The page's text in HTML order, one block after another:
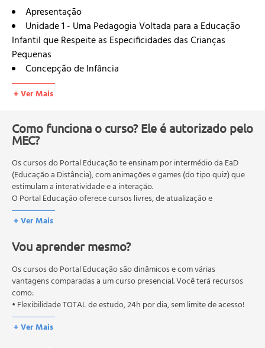
Apresentação
Unidade 1 - Uma Pedagogia Voltada para a Educação
Infantil que Respeite as Especificidades das Crianças
Pequenas
Concepção de Infância
Desenvolvimento da Inteligência
Aquisição e Desenvolvimento da Linguagem
Unidade 2 - A Importância das Interações no
Desenvolvimento Infantil
O Lúdico
Dicas para Estimular o Bebê
Unidade 3 - Organização do Espaço para a Promoção
das Múltiplas Linguagens
O Espaço como um Ambiente de Aprendizagem
Organização dos Espaços e a Disposição dos Materiais
PedagógicosO Papel do Educador na Organização do
Espaço
+ Ver Mais
Como funciona o curso? Ele é autorizado pelo
MEC?
Os cursos do Portal Educação te ensinam por intermédio da EaD
(Educação a Distância), com animações e games (do tipo quiz) que
estimulam a interatividade e a interação.
O Portal Educação oferece cursos livres, de atualização e
qualificação profissional. São destinados a proporcionar ao
profissional conhecimentos que permitam o desenvolvimento de
O MEC (Ministério da Educação), trata da política nacional de
educação em geral, mas autoriza apenas cursos de graduação e
pós-graduação. Os cursos técnicos e profissionalizantes são
autorizados pelas Secretarias Estaduais de Educação.
+ Ver Mais
Vou aprender mesmo?
Os cursos do Portal Educação são dinâmicos e com várias
vantagens comparadas a um curso presencial. Você terá recursos
como:
• Flexibilidade TOTAL de estudo, 24h por dia, sem limite de acesso!
+ Ver Mais